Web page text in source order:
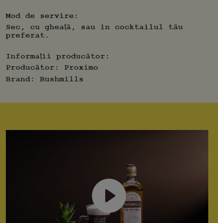
Mod de servire:
Sec, cu gheață, sau in cocktailul tău
preferat.
Informații producător:
Producător:
Proximo
Brand:
Bushmills